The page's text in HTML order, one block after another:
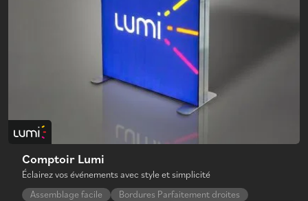
Comptoir Lumi
Éclairez vos événements avec style et simplicité
Assemblage facile
Bordures Parfaitement droites